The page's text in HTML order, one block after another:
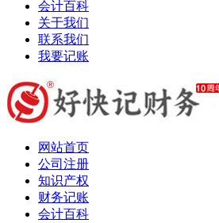
会计百科
关于我们
联系我们
我要记账
网站首页
公司注册
知识产权
财务记账
会计百科